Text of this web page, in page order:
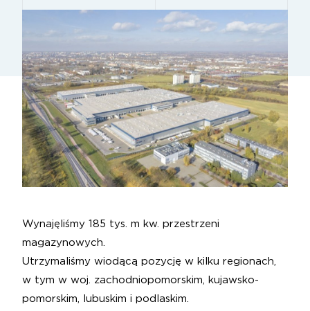
Wynajęliśmy 185 tys. m kw. przestrzeni
magazynowych.
Utrzymaliśmy wiodącą pozycję w kilku regionach,
w tym w woj. zachodniopomorskim, kujawsko-
pomorskim, lubuskim i podlaskim.